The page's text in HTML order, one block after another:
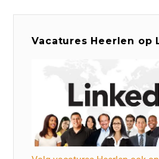
Vacatures Heerlen op